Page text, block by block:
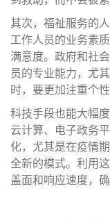
其次，福祉服务的
工作人员的业务素
满意度。政府和社
员的专业能力，尤
时，要更加注重个性
科技手段也能大幅
云计算、电子政务
化，尤其是在疫情
全新的模式。利用
盖面和响应速度，